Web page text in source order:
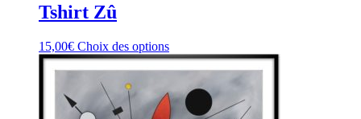
Tshirt Zû
15,00€ Choix des options